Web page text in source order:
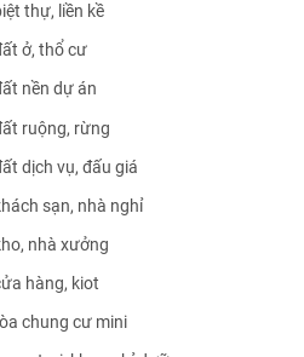
thự, liền kề
ở, thổ cư
nền dự án
ruộng, rừng
dịch vụ, đấu giá
sạn, nhà nghỉ
nhà xưởng
hàng, kiot
chung cư mini